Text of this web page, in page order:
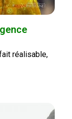
réalisable,